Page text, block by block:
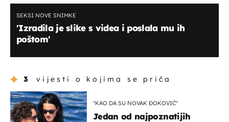
SEKSI NOVE SNIMKE
'Izradila je slike s videa i poslala mu ih
poštom'
3 vijesti o kojima se priča
"KAO DA SU NOVAK ĐOKOVIĆ"
Jedan od najpoznatijih